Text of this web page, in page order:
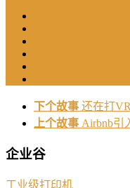
下个故事 还在打
上个故事 Airbnb引
企业谷
工业级打印机